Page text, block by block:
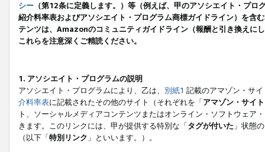
シー （第12条に定義します。）等（例えば、甲のアソシエイト・プ
紹介料率表およびアソシエイト・プログラム商標ガイドライン）を
テンツは、Amazonのコミュニティガイドライン（報酬と引き換えに
これらを注意深くご精読ください。
1. アソシエイト・プログラムの説明
アソシエイト・プログラムにより、乙は、 別紙1 記載のアマゾン・サ
介料率表に記載されたその他のサイト（それぞれを「アマゾン・サイト
ト、ソーシャルメディアコンテンツまたはオンライン・ソフトウェア
きます。このリンクには、甲が提供する特別な「タグが付いた 」状態
（以下「特別リンク 」といいます。）。